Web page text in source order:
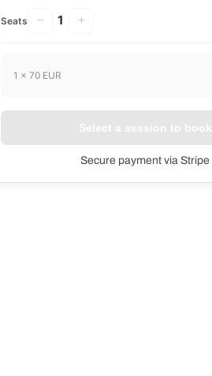
Seats − 1 +
1 × 70 EUR
Select a session to book
Secure payment via Stripe